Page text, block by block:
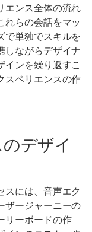
エンス全体の流れ
れらの会話をマッ
で単独でスキルを
しながらデザイナ
インを繰り返すこ
スペリエンスの作
デザイ
スには、音声エク
ザージャーニーの
リーボードの作